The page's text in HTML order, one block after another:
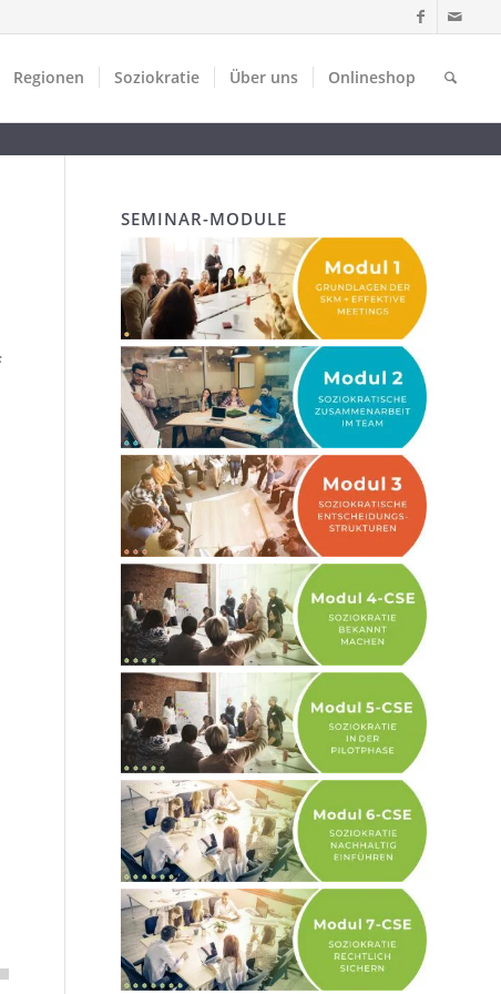
Regionen Soziokratie Über uns Onlineshop
SEMINAR-MODULE